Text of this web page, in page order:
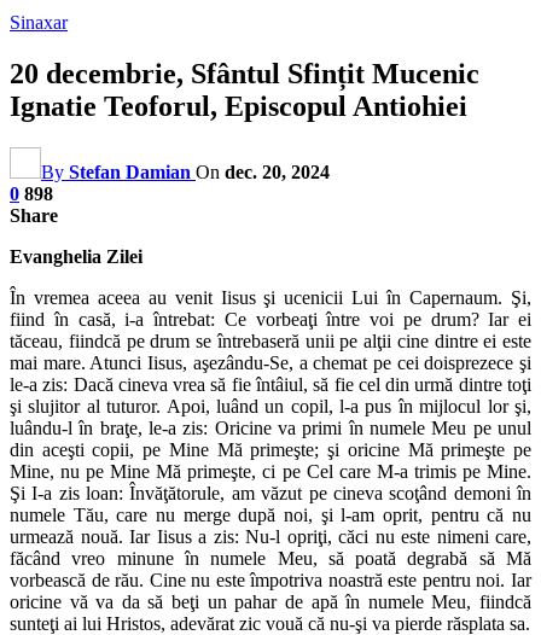
Sinaxar
20 decembrie, Sfântul Sfințit Mucenic
Ignatie Teoforul, Episcopul Antiohiei
By Stefan Damian On dec. 20, 2024
0 898
Share
Evanghelia Zilei
În vremea aceea au venit Iisus şi ucenicii Lui în Capernaum. Şi,
fiind în casă, i-a întrebat: Ce vorbeaţi între voi pe drum? Iar ei
tăceau, fiindcă pe drum se întrebaseră unii pe alţii cine dintre ei este
mai mare. Atunci Iisus, aşezându-Se, a chemat pe cei doisprezece şi
le-a zis: Dacă cineva vrea să fie întâiul, să fie cel din urmă dintre toţi
şi slujitor al tuturor. Apoi, luând un copil, l-a pus în mijlocul lor şi,
luându-l în braţe, le-a zis: Oricine va primi în numele Meu pe unul
din aceşti copii, pe Mine Mă primeşte; şi oricine Mă primeşte pe
Mine, nu pe Mine Mă primeşte, ci pe Cel care M-a trimis pe Mine.
Şi I-a zis loan: Învăţătorule, am văzut pe cineva scoţând demoni în
numele Tău, care nu merge după noi, şi l-am oprit, pentru că nu
urmează nouă. Iar Iisus a zis: Nu-l opriţi, căci nu este nimeni care,
făcând vreo minune în numele Meu, să poată degrabă să Mă
vorbească de rău. Cine nu este împotriva noastră este pentru noi. Iar
oricine vă va da să beţi un pahar de apă în numele Meu, fiindcă
sunteţi ai lui Hristos, adevărat zic vouă că nu-şi va pierde răsplata sa.